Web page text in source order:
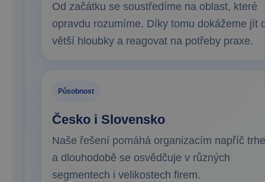
Od začátku se soustředíme na oblast, které
opravdu rozumíme. Díky tomu dokážeme jít
větší hloubky a reagovat na potřeby praxe.
Působnost
Česko i Slovensko
Naše řešení pomáhá organizacím napříč
a dlouhodobě se osvědčuje v různých
segmentech i velikostech firem.